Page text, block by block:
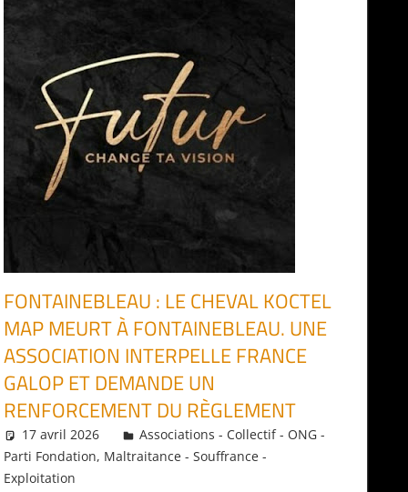
FONTAINEBLEAU : LE CHEVAL KOCTEL
MAP MEURT À FONTAINEBLEAU. UNE
ASSOCIATION INTERPELLE FRANCE
GALOP ET DEMANDE UN
RENFORCEMENT DU RÈGLEMENT
17 avril 2026 Daniel
Associations - Collectif - ONG -
Parti Fondation, Maltraitance - Souffrance -
Exploitation